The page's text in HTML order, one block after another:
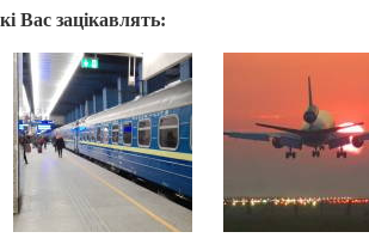
Вас зацікавлять: